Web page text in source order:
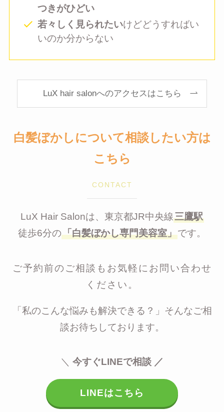
つきがひどい
若々しく見られたいけどどうすればい
いのか分からない
LuX hair salonへのアクセスはこちら
白髪ぼかしについて相談したい方は
こちら
CONTACT
LuX Hair Salonは、東京都JR中央線三鷹駅
徒歩6分の「白髪ぼかし専門美容室」です。
ご予約前のご相談もお気軽にお問い合わせ
ください。
「私のこんな悩みも解決できる？」そんなご相
談お待ちしております。
＼ 今すぐLINEで相談 ／
LINEはこちら